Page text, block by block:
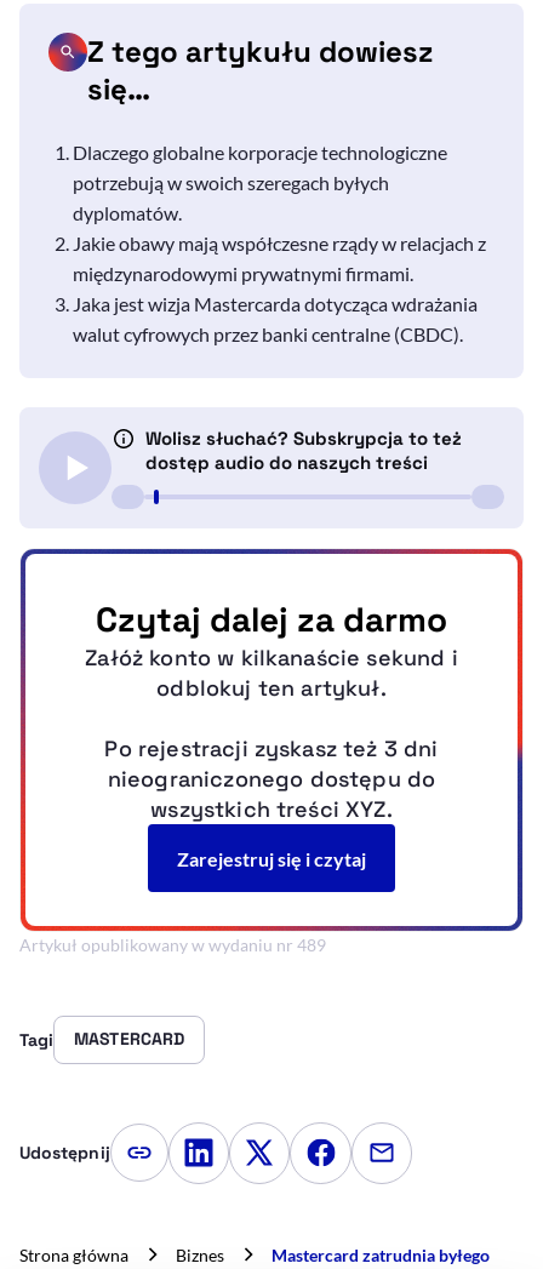
Z tego artykułu dowiesz
się…
Dlaczego globalne korporacje technologiczne
potrzebują w swoich szeregach byłych
dyplomatów.
Jakie obawy mają współczesne rządy w relacjach z
międzynarodowymi prywatnymi firmami.
Jaka jest wizja Mastercarda dotycząca wdrażania
walut cyfrowych przez banki centralne (CBDC).
Artykuł opublikowany w wydaniu nr 489
Tagi MASTERCARD
Udostępnij Kopiuj link artykułu
Udostępnij na LinkedIn
Udostępnij na Twitterze
Udostępnij na
Udostępnij
Strona główna Biznes Mastercard zatrudnia byłego